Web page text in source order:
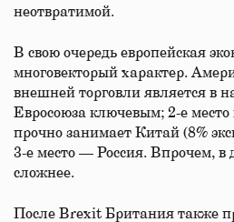
неотвратимой.
В свою очередь европейская
многовекторый характер.
внешней торговли является в
Евросоюза ключевым; 2-е место
прочно занимает Китай (8%
3-е место — Россия. Впрочем, в
сложнее.
После Brexit Британия также